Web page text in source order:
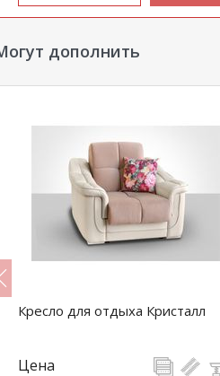
дополнить
Кресло для отдыха Кристалл
Цена